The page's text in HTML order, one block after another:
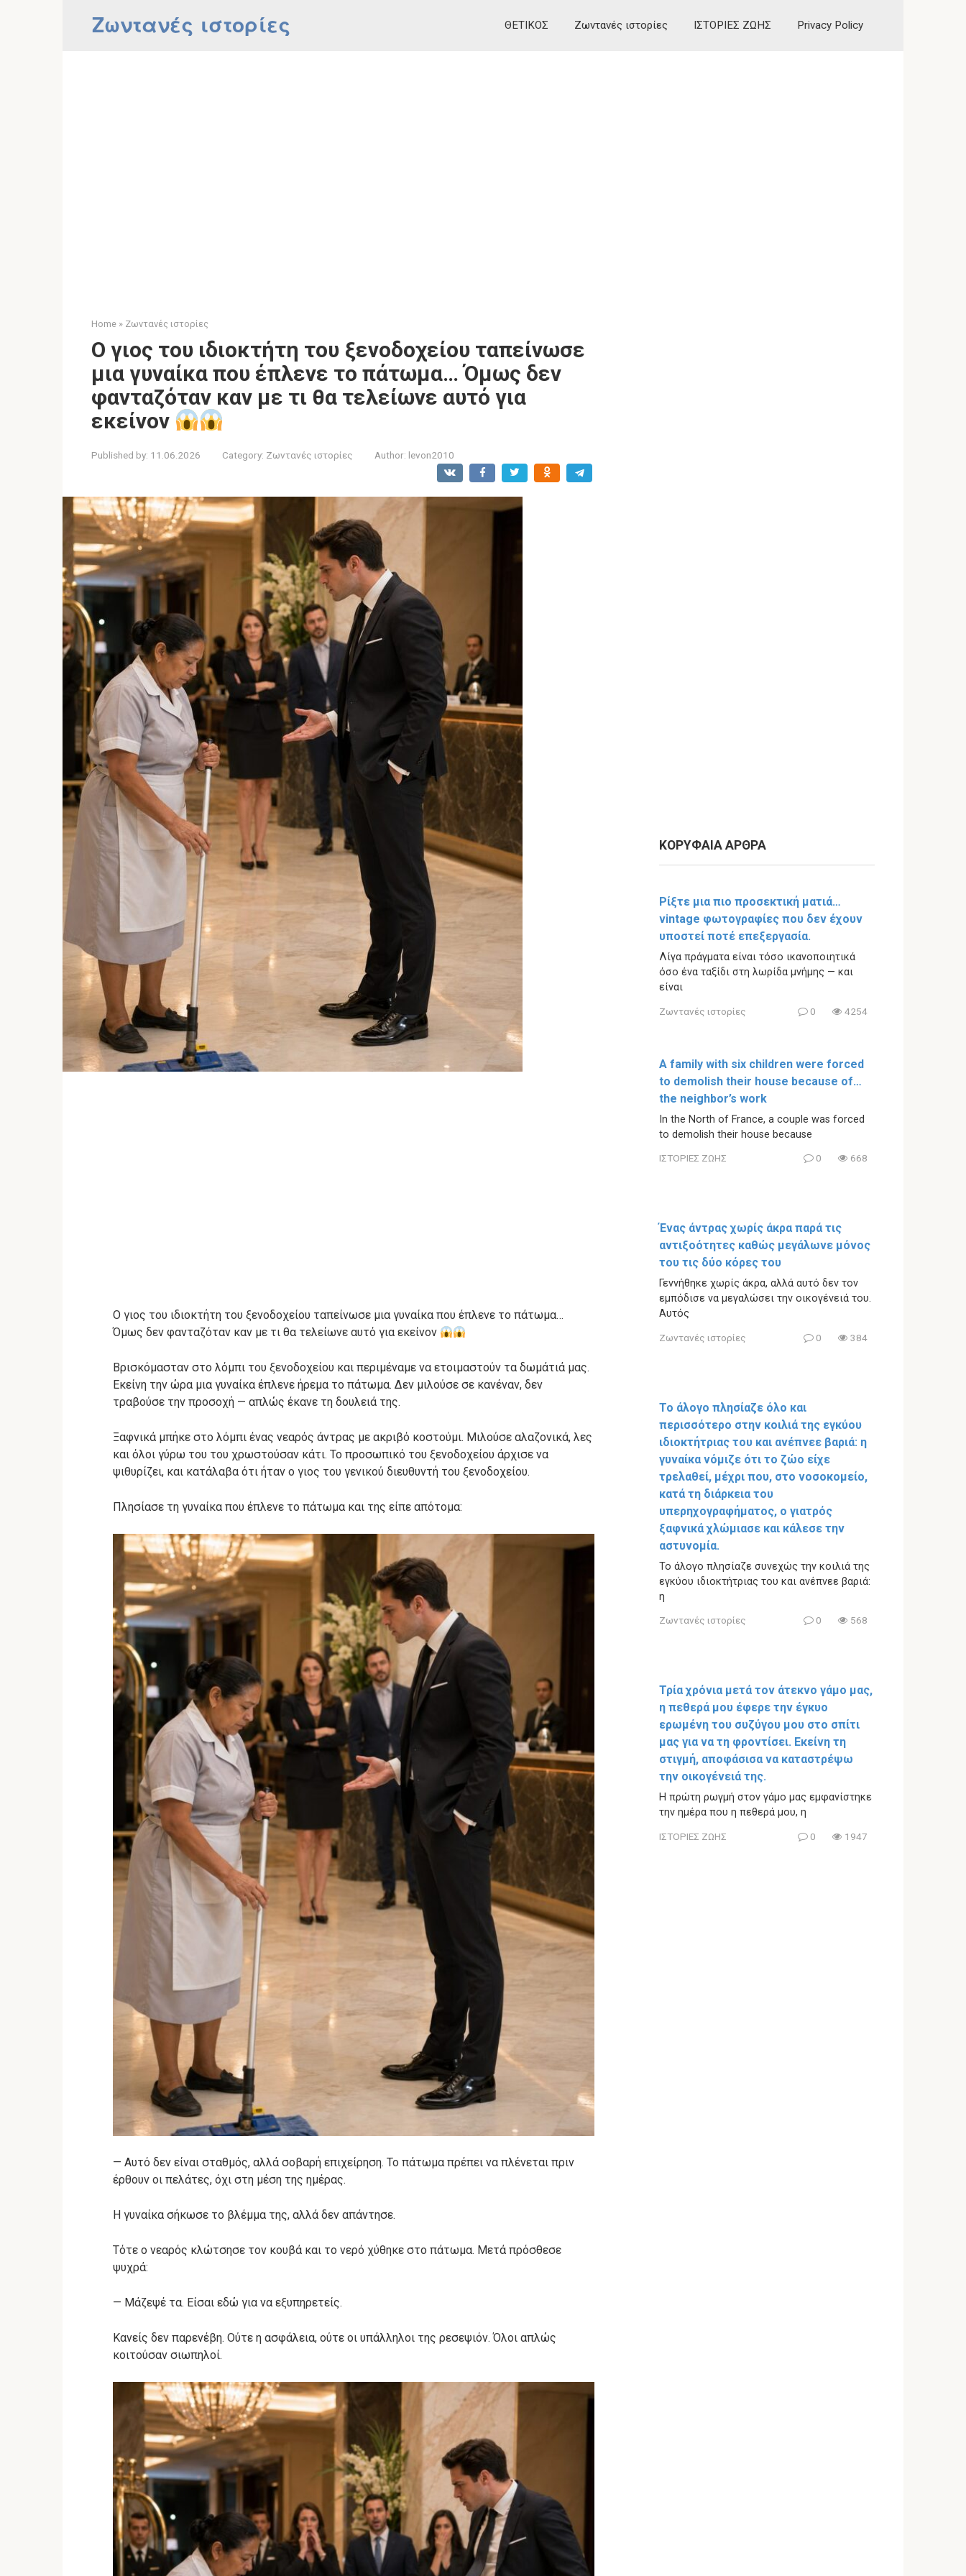
Ζωντανές ιστορίες ΘΕΤΙΚΟΣ Ζωντανές ιστορίες ΙΣΤΟΡΙΕΣ ΖΩΗΣ Privacy Policy
Home » Ζωντανές ιστορίες
Ο γιος του ιδιοκτήτη του ξενοδοχείου ταπείνωσε
μια γυναίκα που έπλενε το πάτωμα… Όμως δεν
φανταζόταν καν με τι θα τελείωνε αυτό για
εκείνον
Published by: 11.06.2026 Category: Ζωντανές ιστορίες Author: levon2010
Ο γιος του ιδιοκτήτη του ξενοδοχείου ταπείνωσε μια γυναίκα που έπλενε το πάτωμα…
Όμως δεν φανταζόταν καν με τι θα τελείωνε αυτό για εκείνον
Βρισκόμασταν στο λόμπι του ξενοδοχείου και περιμέναμε να ετοιμαστούν τα δωμάτιά μας.
Εκείνη την ώρα μια γυναίκα έπλενε ήρεμα το πάτωμα. Δεν μιλούσε σε κανέναν, δεν
τραβούσε την προσοχή — απλώς έκανε τη δουλειά της.
Ξαφνικά μπήκε στο λόμπι ένας νεαρός άντρας με ακριβό κοστούμι. Μιλούσε αλαζονικά, λες
και όλοι γύρω του του χρωστούσαν κάτι. Το προσωπικό του ξενοδοχείου άρχισε να
ψιθυρίζει, και κατάλαβα ότι ήταν ο γιος του γενικού διευθυντή του ξενοδοχείου.
Πλησίασε τη γυναίκα που έπλενε το πάτωμα και της είπε απότομα:
— Αυτό δεν είναι σταθμός, αλλά σοβαρή επιχείρηση. Το πάτωμα πρέπει να πλένεται πριν
έρθουν οι πελάτες, όχι στη μέση της ημέρας.
Η γυναίκα σήκωσε το βλέμμα της, αλλά δεν απάντησε.
Τότε ο νεαρός κλώτσησε τον κουβά και το νερό χύθηκε στο πάτωμα. Μετά πρόσθεσε
ψυχρά:
— Μάζεψέ τα. Είσαι εδώ για να εξυπηρετείς.
Κανείς δεν παρενέβη. Ούτε η ασφάλεια, ούτε οι υπάλληλοι της ρεσεψιόν. Όλοι απλώς
κοιτούσαν σιωπηλοί.
ΚΟΡΥΦΑΙΑ ΑΡΘΡΑ
Ρίξτε μια πιο προσεκτική ματιά…
vintage φωτογραφίες που δεν έχουν
υποστεί ποτέ επεξεργασία.
Λίγα πράγματα είναι τόσο ικανοποιητικά
όσο ένα ταξίδι στη λωρίδα μνήμης — και
είναι
Ζωντανές ιστορίες 0 4254
A family with six children were forced
to demolish their house because of…
the neighbor’s work
In the North of France, a couple was forced
to demolish their house because
ΙΣΤΟΡΙΕΣ ΖΩΗΣ 0 668
Ένας άντρας χωρίς άκρα παρά τις
αντιξοότητες καθώς μεγάλωνε μόνος
του τις δύο κόρες του
Γεννήθηκε χωρίς άκρα, αλλά αυτό δεν τον
εμπόδισε να μεγαλώσει την οικογένειά του.
Αυτός
Ζωντανές ιστορίες 0 384
Το άλογο πλησίαζε όλο και
περισσότερο στην κοιλιά της εγκύου
ιδιοκτήτριας του και ανέπνεε βαριά: η
γυναίκα νόμιζε ότι το ζώο είχε
τρελαθεί, μέχρι που, στο νοσοκομείο,
κατά τη διάρκεια του
υπερηχογραφήματος, ο γιατρός
ξαφνικά χλώμιασε και κάλεσε την
αστυνομία.
Το άλογο πλησίαζε συνεχώς την κοιλιά της
εγκύου ιδιοκτήτριας του και ανέπνεε βαριά:
η
Ζωντανές ιστορίες 0 568
Τρία χρόνια μετά τον άτεκνο γάμο μας,
η πεθερά μου έφερε την έγκυο
ερωμένη του συζύγου μου στο σπίτι
μας για να τη φροντίσει. Εκείνη τη
στιγμή, αποφάσισα να καταστρέψω
την οικογένειά της.
Η πρώτη ρωγμή στον γάμο μας εμφανίστηκε
την ημέρα που η πεθερά μου, η
ΙΣΤΟΡΙΕΣ ΖΩΗΣ 0 1947